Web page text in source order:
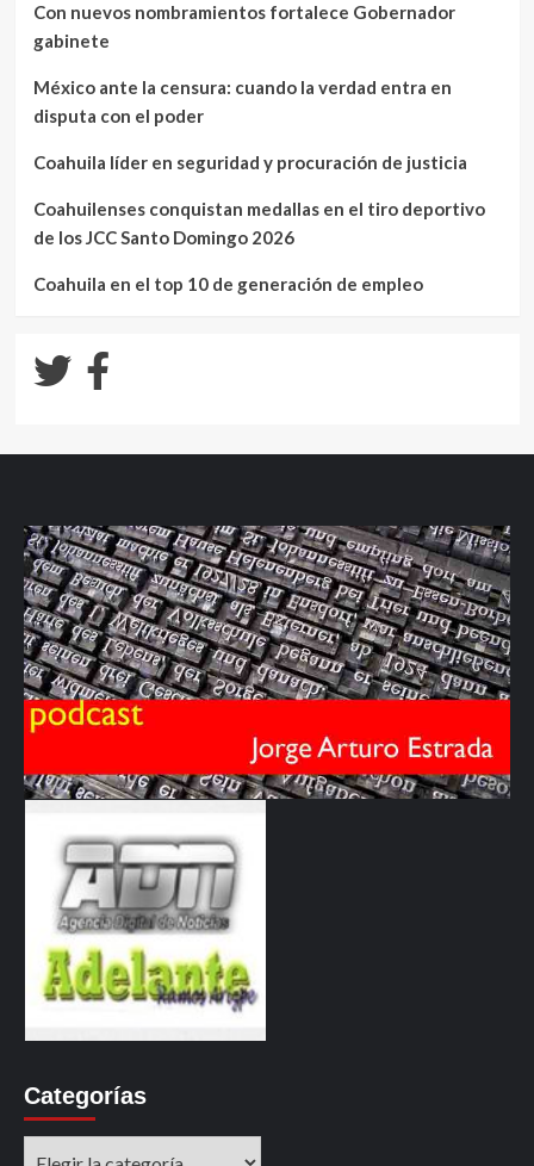
Con nuevos nombramientos fortalece Gobernador
gabinete
México ante la censura: cuando la verdad entra en
disputa con el poder
Coahuila líder en seguridad y procuración de justicia
Coahuilenses conquistan medallas en el tiro deportivo
de los JCC Santo Domingo 2026
Coahuila en el top 10 de generación de empleo
Categorías